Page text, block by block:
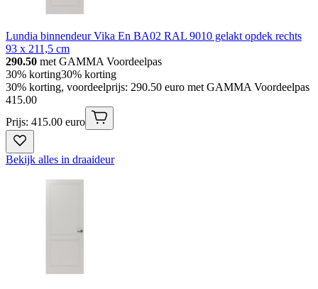
Lundia binnendeur Vika En BA02 RAL 9010 gelakt opdek rechts
93 x 211,5 cm
290.50 met GAMMA Voordeelpas
30% korting30% korting
30% korting, voordeelprijs: 290.50 euro met GAMMA Voordeelpas
415.00
Prijs: 415.00 euro
Bekijk alles in draaideur